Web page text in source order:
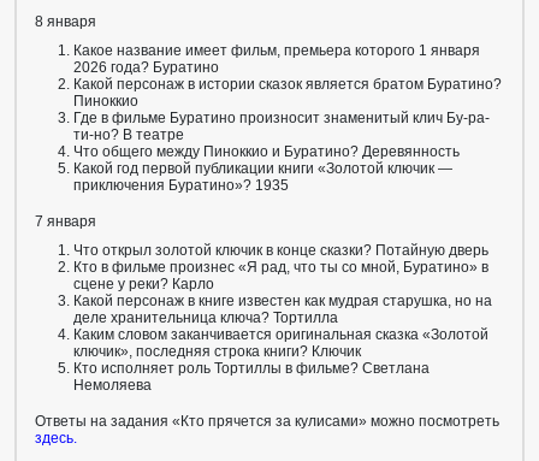
8 января
Какое название имеет фильм, премьера которого 1 января
2026 года? Буратино
Какой персонаж в истории сказок является братом Буратино?
Пиноккио
Где в фильме Буратино произносит знаменитый клич Бу-ра-
ти-но? В театре
Что общего между Пиноккио и Буратино? Деревянность
Какой год первой публикации книги «Золотой ключик —
приключения Буратино»? 1935
7 января
Что открыл золотой ключик в конце сказки? Потайную дверь
Кто в фильме произнес «Я рад, что ты со мной, Буратино» в
сцене у реки? Карло
Какой персонаж в книге известен как мудрая старушка, но на
деле хранительница ключа? Тортилла
Каким словом заканчивается оригинальная сказка «Золотой
ключик», последняя строка книги? Ключик
Кто исполняет роль Тортиллы в фильме? Светлана
Немоляева
Ответы на задания «Кто прячется за кулисами» можно посмотреть
здесь.